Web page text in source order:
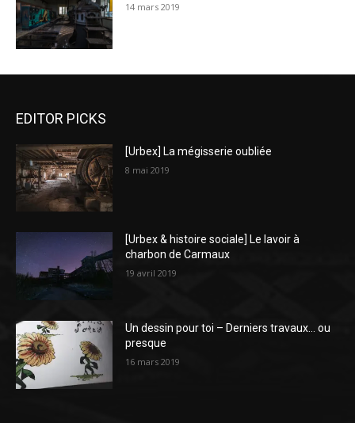
14 mars 2019
EDITOR PICKS
[Urbex] La mégisserie oubliée
8 mai 2019
[Urbex & histoire sociale] Le lavoir à
charbon de Carmaux
19 avril 2019
Un dessin pour toi – Derniers travaux… ou
presque
16 mars 2019